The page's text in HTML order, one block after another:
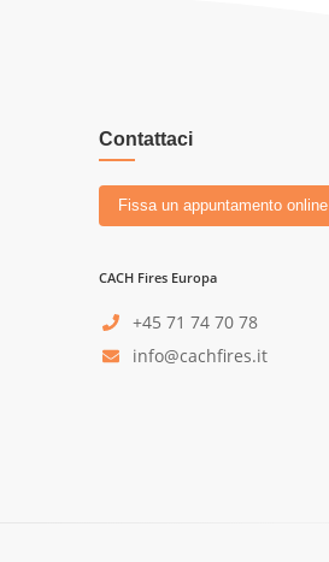
Contattaci
Fissa un appuntamento online
CACH Fires Europa
+45 71 74 70 78
info@cachfires.it